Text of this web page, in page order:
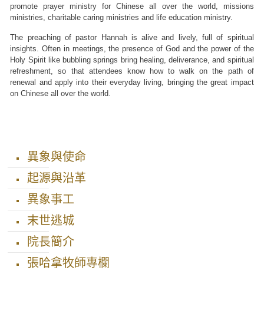
promote prayer ministry for Chinese all over the world, missions
ministries, charitable caring ministries and life education ministry.
The preaching of pastor Hannah is alive and lively, full of spiritual
insights. Often in meetings, the presence of God and the power of the
Holy Spirit like bubbling springs bring healing, deliverance, and spiritual
refreshment, so that attendees know how to walk on the path of
renewal and apply into their everyday living, bringing the great impact
on Chinese all over the world.
異象與使命
起源與沿革
異象事工
末世逃城
院長簡介
張哈拿牧師專欄